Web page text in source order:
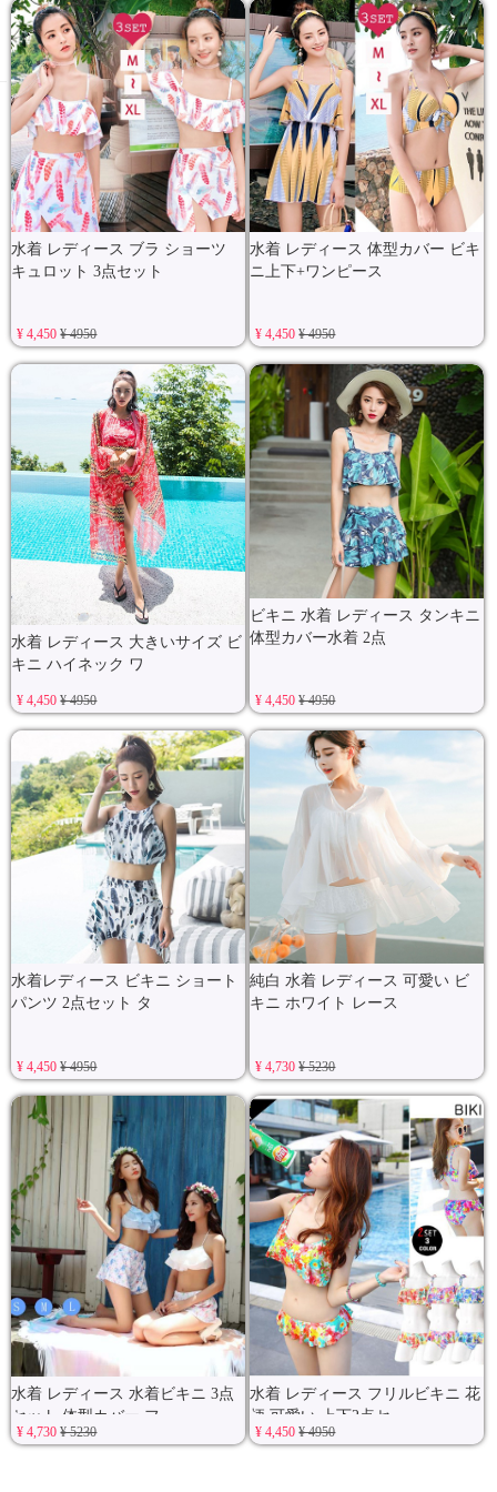
水着 レディース ブラ ショーツ
キュロット 3点セット
¥ 4,450¥ 4950
水着 レディース 体型カバー ビキ
ニ上下+ワンピース
¥ 4,450¥ 4950
水着 レディース 大きいサイズ ビ
キニ ハイネック ワ
¥ 4,450¥ 4950
ビキニ 水着 レディース タンキニ
体型カバー水着 2点
¥ 4,450¥ 4950
水着レディース ビキニ ショート
パンツ 2点セット タ
¥ 4,450¥ 4950
純白 水着 レディース 可愛い ビ
キニ ホワイト レース
¥ 4,730¥ 5230
水着 レディース 水着ビキニ 3点
セット 体型カバー フ
¥ 4,730¥ 5230
水着 レディース フリルビキニ 花
柄 可愛い 上下2点セ
¥ 4,450¥ 4950